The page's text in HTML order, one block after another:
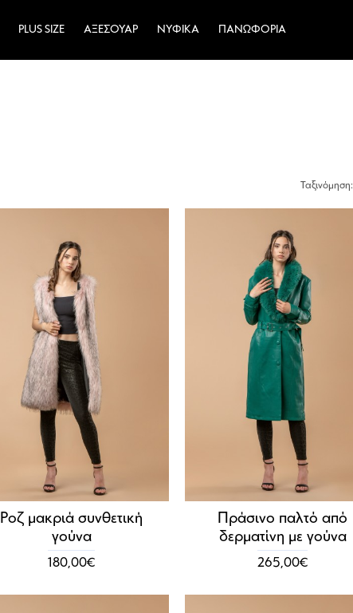
PLUS SIZE ΑΞΕΣΟΥΆΡ ΝΥΦΙΚΆ ΠΑΝΩΦΌΡΙΑ
Ταξινόμηση:
Ροζ μακριά συνθετική
γούνα
180,00€
Πράσινο παλτό από
δερματίνη με γούνα
265,00€